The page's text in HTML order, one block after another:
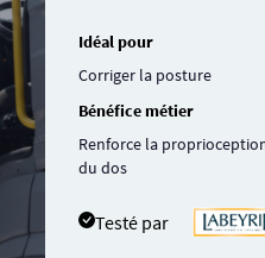
Idéal pour
Corriger la posture
Bénéfice métier
Renforce la
du dos
Testé par